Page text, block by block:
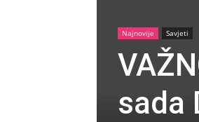
Najnovije Savjeti
sada